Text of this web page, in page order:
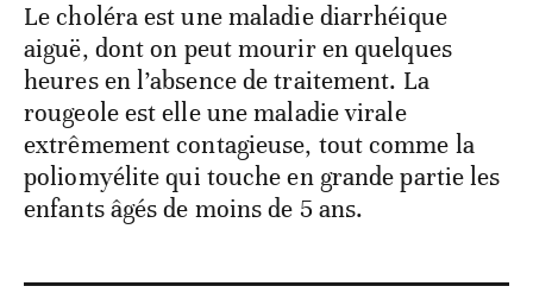
Le choléra est une maladie diarrhéique
aiguë, dont on peut mourir en quelques
heures en l’absence de traitement. La
rougeole est elle une maladie virale
extrêmement contagieuse, tout comme la
poliomyélite qui touche en grande partie les
enfants âgés de moins de 5 ans.